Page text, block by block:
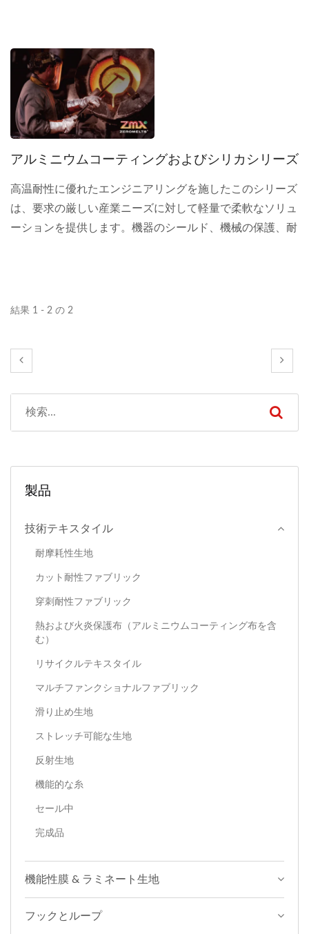
アルミニウムコーティングおよびシリカシリーズ
高温耐性に優れたエンジニアリングを施したこのシリーズ
は、要求の厳しい産業ニーズに対して軽量で柔軟なソリュ
ーションを提供します。機器のシールド、機械の保護、耐
結果 1 - 2 の 2
製品
技術テキスタイル
耐摩耗性生地
カット耐性ファブリック
穿刺耐性ファブリック
熱および火炎保護布（アルミニウムコーティング布を含
む）
リサイクルテキスタイル
マルチファンクショナルファブリック
滑り止め生地
ストレッチ可能な生地
反射生地
機能的な糸
セール中
完成品
機能性膜 & ラミネート生地
フックとループ